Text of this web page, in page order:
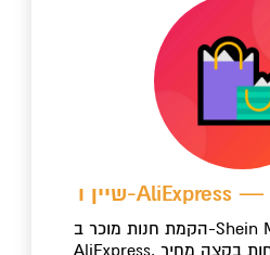
הקמת חנות מוכר ב-Shein Marketplace וב-
AliExpress. גישה למיליוני לקוחות בקצה מחיר